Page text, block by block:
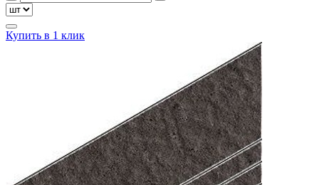
Купить в 1 клик